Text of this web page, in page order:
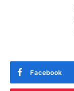
Facebook